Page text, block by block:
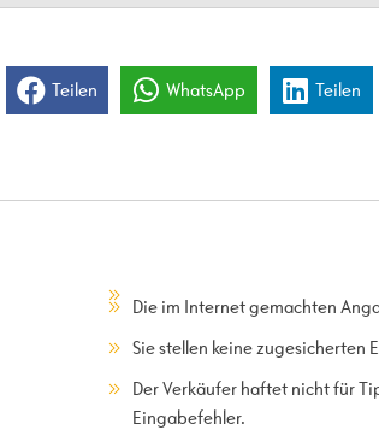
Teilen WhatsApp Teilen
Die im Internet gemachten
Sie stellen keine zugesicherten
Der Verkäufer haftet nicht für
Eingabefehler.